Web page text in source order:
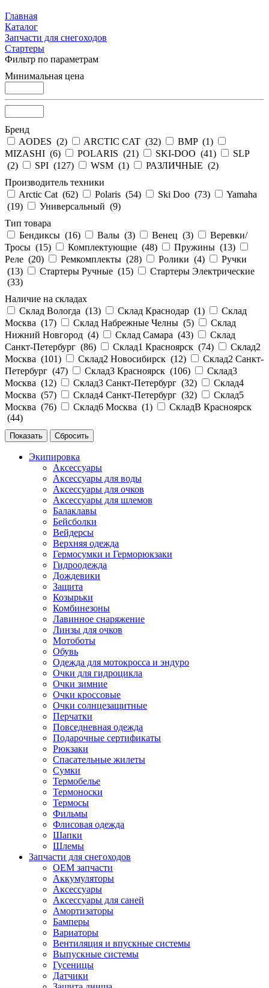
Главная
Каталог
Запчасти для снегоходов
Стартеры
Фильтр по параметрам
Минимальная цена
Бренд
AODES (2) ARCTIC CAT (32) BMP (1)
MIZASHI (6) POLARIS (21) SKI-DOO (41)
SLP
(2) SPI (127) WSM (1) РАЗЛИЧНЫЕ (2)
Производитель техники
Arctic Cat (62) Polaris (54) Ski Doo (73)
Yamaha
(19) Универсальный (9)
Тип товара
Бендиксы (16) Валы (3) Венец (3)
Веревки/
Тросы (15) Комплектующие (48) Пружины (13)
Реле (20) Ремкомплекты (28) Ролики (4)
Ручки
(13) Стартеры Ручные (15)
Стартеры Электрические
(33)
Наличие на складах
Склад Вологда (13) Склад Краснодар (1)
Склад
Москва (17) Склад Набрежные Челны (5)
Склад
Нижний Новгород (4) Склад Самара (43)
Склад
Санкт-Петербург (86) Склад1 Красноярск (74)
Склад2
Москва (101) Склад2 Новосибирск (12)
Склад2 Санкт-
Петербург (47) Склад3 Красноярск (106)
Склад3
Москва (12) Склад3 Санкт-Петербург (32)
Склад4
Москва (57) Склад4 Санкт-Петербург (32)
Склад5
Москва (76) Склад6 Москва (1)
СкладВ Красноярск
(44)
Экипировка
Аксессуары
Аксессуары для воды
Аксессуары для очков
Аксессуары для шлемов
Балаклавы
Бейсболки
Вейдерсы
Верхняя одежда
Гермосумки и Герморюкзаки
Гидроодежда
Дождевики
Защита
Козырьки
Комбинезоны
Лавинное снаряжение
Линзы для очков
Мотоботы
Обувь
Одежда для мотокросса и эндуро
Очки для гидроцикла
Очки зимние
Очки кроссовые
Очки солнцезащитные
Перчатки
Повседневная одежда
Подарочные сертификаты
Рюкзаки
Спасательные жилеты
Сумки
Термобелье
Термоноски
Термосы
Фильмы
Флисовая одежда
Шапки
Шлемы
Запчасти для снегоходов
OEM запчасти
Аккумуляторы
Аксессуары
Аксессуары для саней
Амортизаторы
Бамперы
Вариаторы
Вентиляция и впускные системы
Выпускные системы
Гусеницы
Датчики